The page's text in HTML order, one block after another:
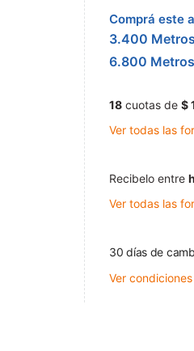
Comprá este
3.400 Metros
6.800 Metros
18 cuotas de $
Ver todas las
Recibelo entre
Ver todas las
30 días de
Ver condiciones